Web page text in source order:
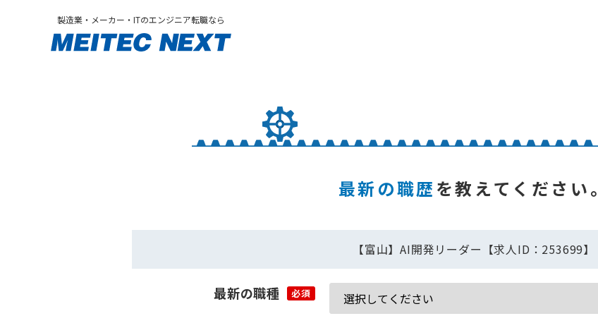
製造業・メーカー・ITのエンジニア転職なら
最新の職歴 を教えてください。
【富山】AI開発リーダー【求人ID：253699】
最新の職種